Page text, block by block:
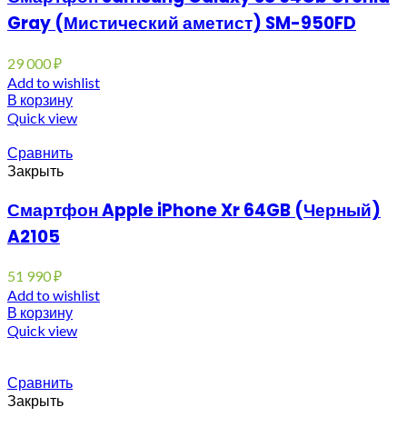
Gray (Мистический аметист) SM-950FD
29 000₽
Add to wishlist
В корзину
Quick view
Сравнить
Закрыть
Смартфон Apple iPhone Xr 64GB (Черный)
A2105
51 990₽
Add to wishlist
В корзину
Quick view
Сравнить
Закрыть